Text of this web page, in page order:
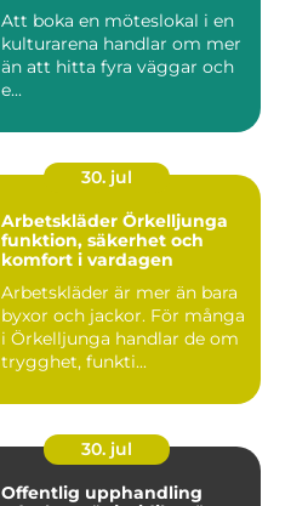
Att boka en möteslokal i en
kulturarena handlar om mer
än att hitta fyra väggar och
e...
30. jul
Arbetskläder Örkelljunga
funktion, säkerhet och
komfort i vardagen
Arbetskläder är mer än bara
byxor och jackor. För många
i Örkelljunga handlar de om
trygghet, funkti...
30. jul
Offentlig upphandling